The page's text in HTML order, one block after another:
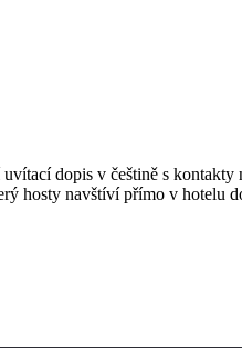
dopis v češtině s kontakty
hosty navštíví přímo v hotelu